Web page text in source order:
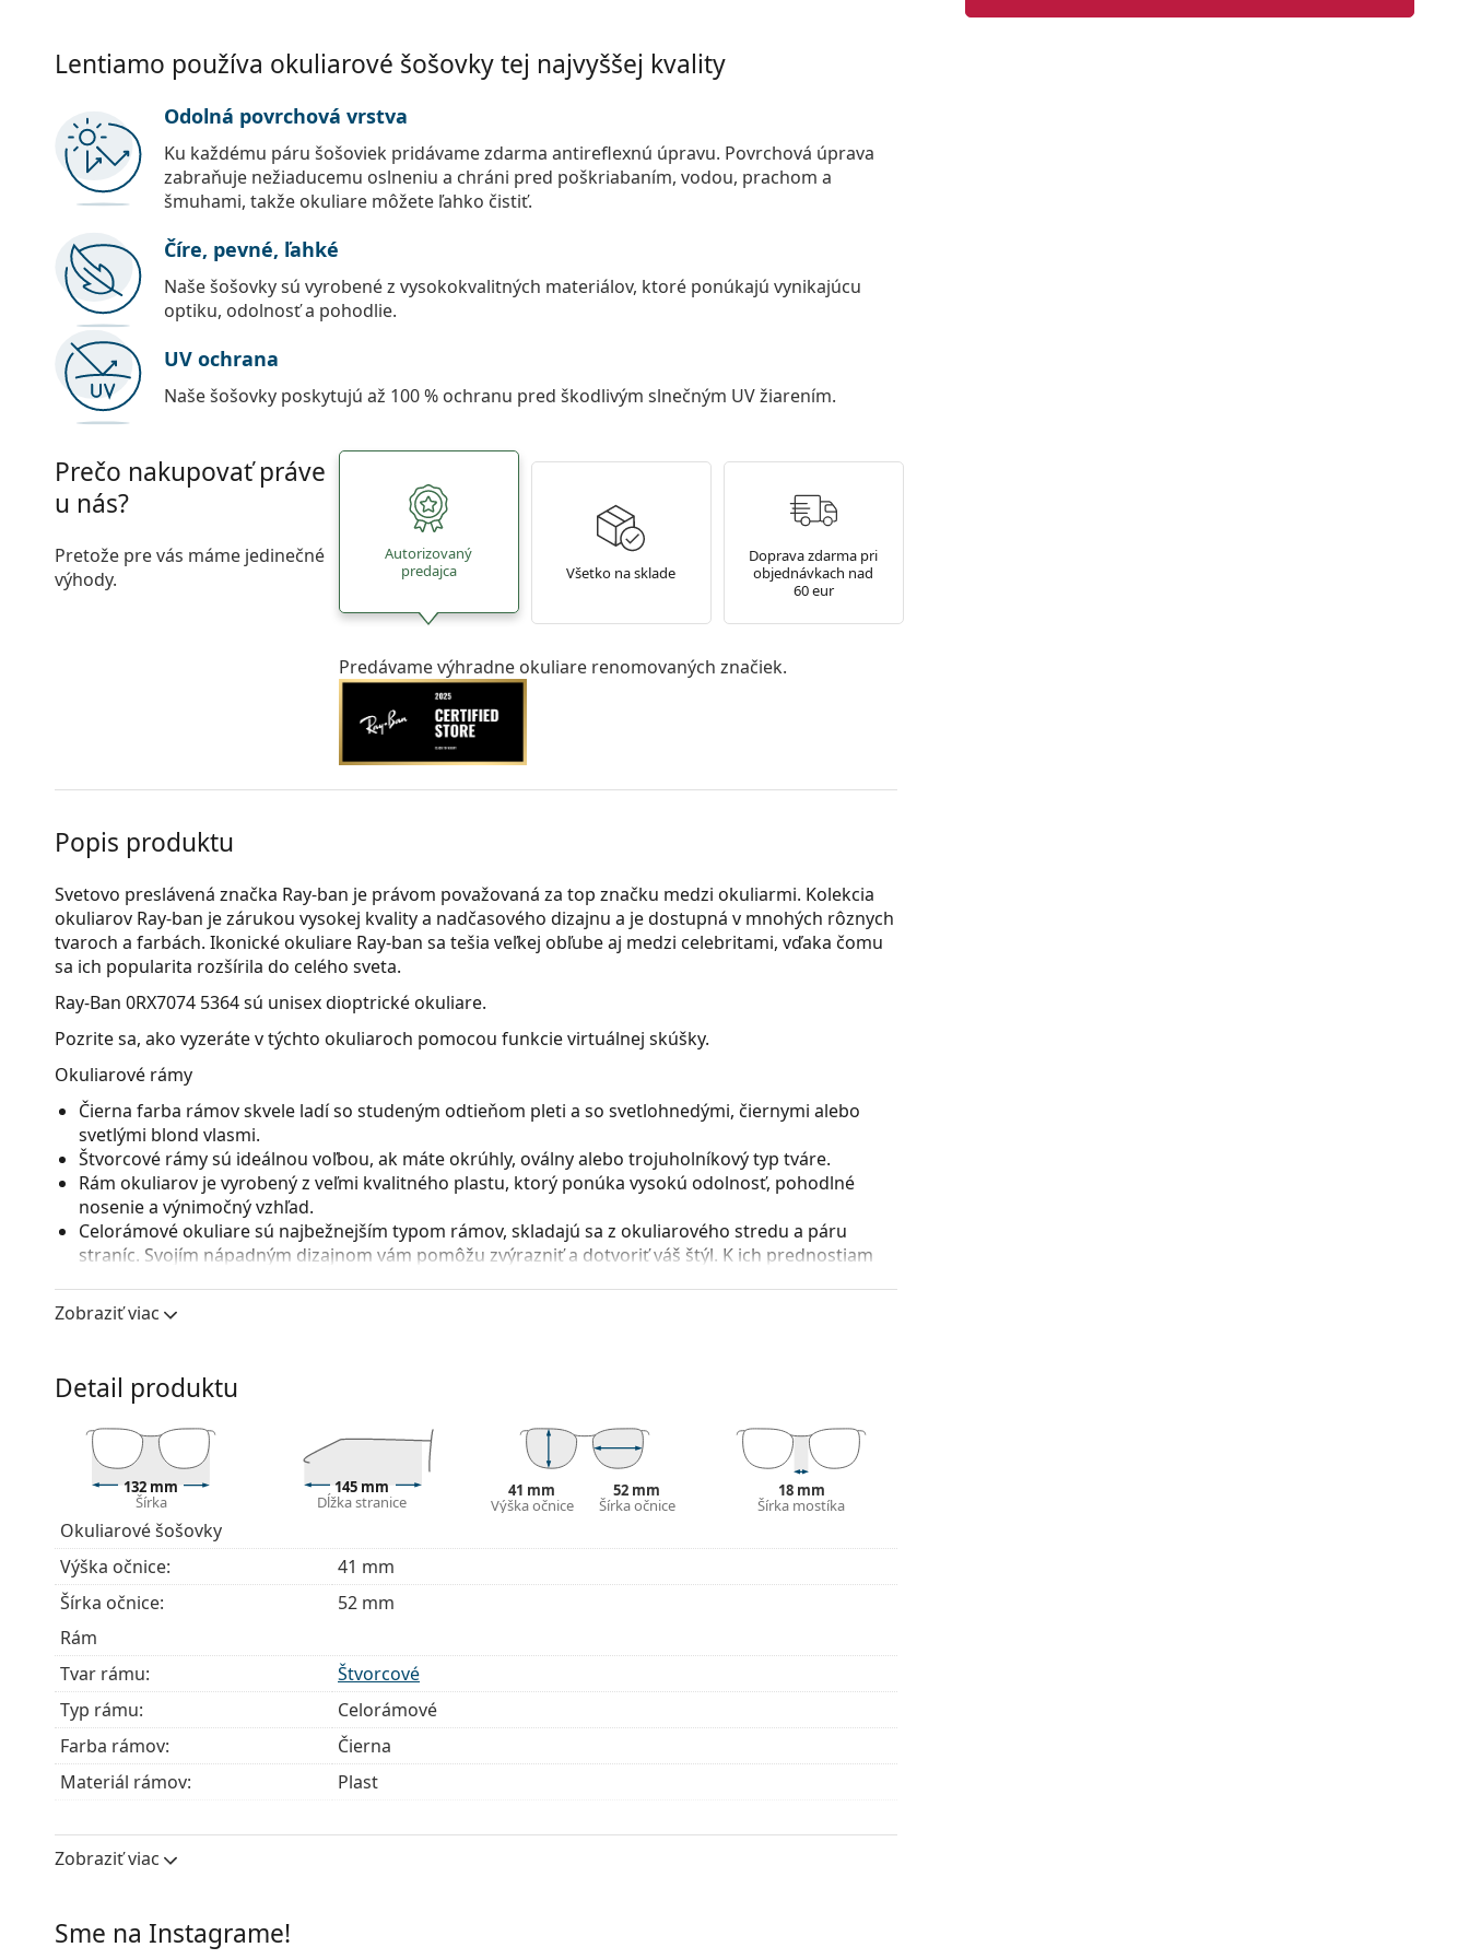
Lentiamo používa okuliarové šošovky tej najvyššej kvality
Odolná povrchová vrstva
Ku každému páru šošoviek pridávame zdarma antireflexnú úpravu. Povrchová úprava
zabraňuje nežiaducemu oslneniu a chráni pred poškriabaním, vodou, prachom a
šmuhami, takže okuliare môžete ľahko čistiť.
Číre, pevné, ľahké
Naše šošovky sú vyrobené z vysokokvalitných materiálov, ktoré ponúkajú vynikajúcu
optiku, odolnosť a pohodlie.
UV ochrana
Naše šošovky poskytujú až 100 % ochranu pred škodlivým slnečným UV žiarením.
Prečo nakupovať práve
u nás?
Pretože pre vás máme jedinečné
výhody.
Autorizovaný
predajca
Všetko na sklade
Doprava zdarma pri
objednávkach nad
60 eur
Predávame výhradne okuliare renomovaných značiek.
Popis produktu
Svetovo preslávená značka Ray-ban je právom považovaná za top značku medzi okuliarmi. Kolekcia
okuliarov Ray-ban je zárukou vysokej kvality a nadčasového dizajnu a je dostupná v mnohých rôznych
tvaroch a farbách. Ikonické okuliare Ray-ban sa tešia veľkej obľube aj medzi celebritami, vďaka čomu
sa ich popularita rozšírila do celého sveta.
Ray-Ban 0RX7074 5364sú unisex dioptrické okuliare.
Pozrite sa, ako vyzeráte v týchto okuliaroch pomocou funkcie virtuálnej skúšky.
Okuliarové rámy
Čierna farba rámov skvele ladí so studeným odtieňom pleti a so svetlohnedými, čiernymi alebo
svetlými blond vlasmi.
Štvorcové rámy sú ideálnou voľbou, ak máte okrúhly, oválny alebo trojuholníkový typ tváre.
Rám okuliarov je vyrobený z veľmi kvalitného plastu, ktorý ponúka vysokú odolnosť, pohodlné
nosenie a výnimočný vzhľad.
Celorámové okuliare sú najbežnejším typom rámov, skladajú sa z okuliarového stredu a páru
straníc. Svojím nápadným dizajnom vám pomôžu zvýrazniť a dotvoriť váš štýl. K ich prednostiam
pred poškodením. Tento druh rámu je vhodný pre všetky typy okuliarových šošoviek, vrátane tých
s vyššou optickou mohutnosťou.
Okuliare dodávame s originálnym puzdrom. Farba puzdra a jeho vyhotovenie sa môžu líšiť.
Handrička, ktorá je súčasťou balenia, je ideálna na čistenie a starostlivosť o okuliare. Niektoré
modely môžu namiesto handričky obsahovať textilné vrecko.
Ide o zdravotnícku pomôcku. Pred použitím si prečítajte pokyny.
Zobraziť viac
Detail produktu
132 mm
Šírka
145 mm
Dĺžka stranice
41 mm
Výška očnice
52 mm
Šírka očnice
18 mm
Šírka mostíka
Okuliarové šošovky
Výška očnice:
41 mm
Šírka očnice:
52 mm
Rám
Tvar rámu:
Štvorcové
Typ rámu:
Celorámové
Farba rámov:
Čierna
Materiál rámov:
Plast
Šírka:
Šírka mostíka:
Zobraziť viac
Sme na Instagrame!